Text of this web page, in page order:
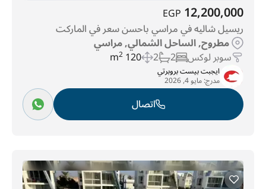
12,200,000
EGP
ريسيل شاليه في مراسي باحسن سعر في الماركت
مطروح, الساحل الشمالي, مراسي
سوبر لوكس 2
2
120 m
2
ايجبت بيست بروبرتي
مدرج:مايو 4, 2026
اتصال